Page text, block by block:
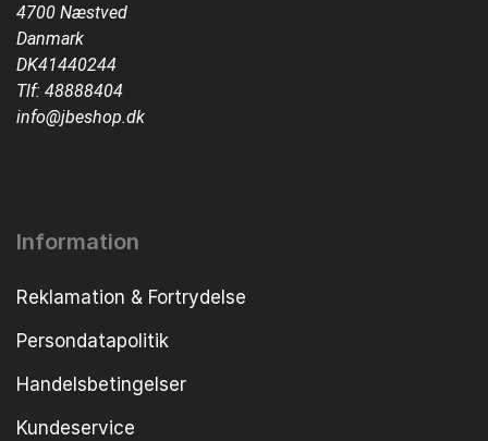
4700 Næstved
Danmark
DK41440244
Tlf: 48888404
info@jbeshop.dk
Information
Reklamation & Fortrydelse
Persondatapolitik
Handelsbetingelser
Kundeservice